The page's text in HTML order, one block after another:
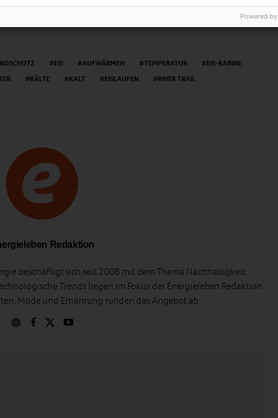
EIS AUFWÄRMEN TEMPERATUR
EIS-KABINE
KÄLTE KALT EISLAUFEN RIVER TRAIL
Redaktion
beschäftigt sich seit 2008 mit dem Thema Nachhaltigkeit.
Trends liegen im Fokus der Energieleben Redaktion.
Mode und Ernährung runden das Angebot ab.
Powered by